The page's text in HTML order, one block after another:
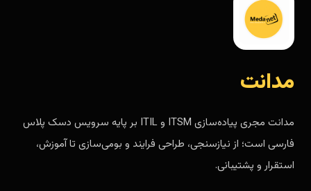
مدانت
مدانت مجری پیاده‌سازی ITSM و ITIL بر پایه سرویس دسک پلاس
فارسی است؛ از نیازسنجی، طراحی فرایند و بومی‌سازی تا آموزش،
استقرار و پشتیبانی.